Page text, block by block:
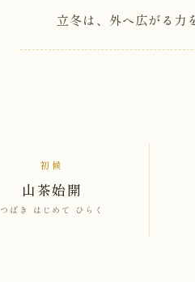
立冬は、外へ広がる力
初候
山茶始開
つばき はじめて ひらく